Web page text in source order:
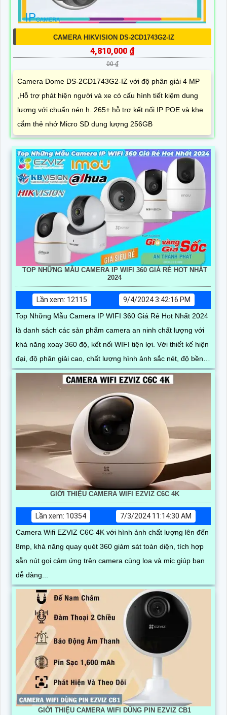
CAMERA HIKVISION DS-2CD1743G2-IZ
4,810,000 ₫
00 ₫
Camera Dome DS-2CD1743G2-IZ với độ phân giải 4 MP
,Hỗ trợ phát hiện người và xe có cấu hình tiết kiệm dung
lượng với chuẩn nén h. 265+ hỗ trợ kết nối IP POE và khe
cắm thẻ nhớ Micro SD dung lượng 256GB
TOP NHỮNG MẪU CAMERA IP WIFI 360 GIÁ RẺ HOT NHẤT
2024
Lần xem: 12115
9/4/2024 3:42:16 PM
Top Những Mẫu Camera IP WIFI 360 Giá Rẻ Hot Nhất 2024
là danh sách các sản phẩm camera an ninh chất lượng với
khả năng xoay 360 độ, kết nối WIFI tiện lợi. Với thiết kế hiện
đại, độ phân giải cao, chất lượng hình ảnh sắc nét, độ bền
cao và giá cả hợp lý, đây là sự lựa chọn hàng đầu cho việc
giám sát an ninh trong gia đình, cửa hàng, văn phòng
GIỚI THIỆU CAMERA WIFI EZVIZ C6C 4K
Lần xem: 10354
7/3/2024 11:14:30 AM
Camera Wifi EZVIZ C6C 4K với hình ảnh chất lượng lên đến
8mp, khả năng quay quét 360 giám sát toàn diện, tích hợp
sẵn nút gọi cảm ứng trên camera cùng loa và mic giúp bạn
dễ dàng...
GIỚI THIỆU CAMERA WIFI DÙNG PIN EZVIZ CB1